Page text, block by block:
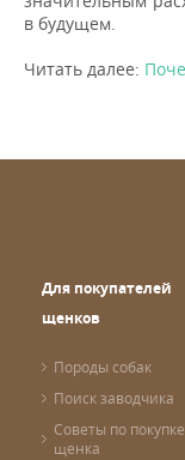
в будущем.
Читать далее:
Для покупателей
щенков
Породы собак
Поиск заводчика
Советы по покупке
щенка